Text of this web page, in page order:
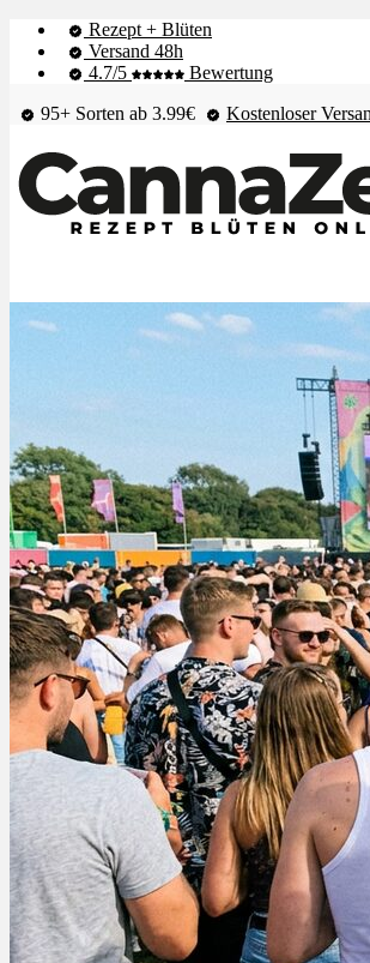
Rezept + Blüten
Versand 48h
4.7/5
Bewertung
95+ Sorten ab 3.99€
Kostenloser
Shop & Live-Bestand
Extrakte
Ablauf
Therapien
Alle Krankheiten
Chronische Schmerzen
ADHS
Angststörungen